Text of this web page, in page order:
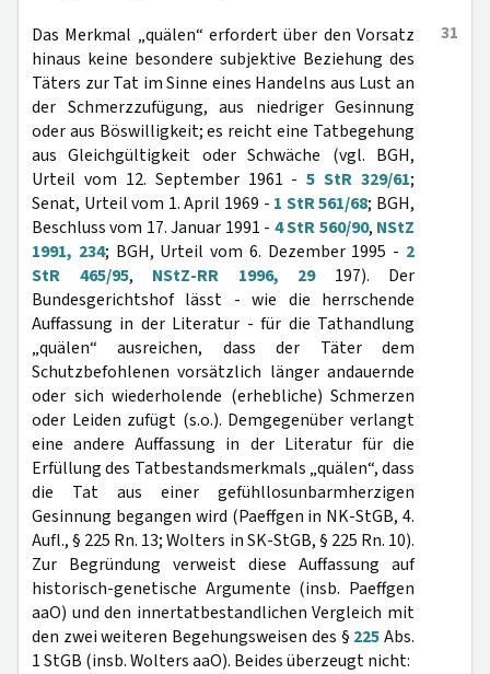
31
Das Merkmal „quälen“ erfordert über den Vorsatz
hinaus keine besondere subjektive Beziehung des
Täters zur Tat im Sinne eines Handelns aus Lust an
der Schmerzzufügung, aus niedriger Gesinnung
oder aus Böswilligkeit; es reicht eine Tatbegehung
aus Gleichgültigkeit oder Schwäche (vgl. BGH,
Urteil vom 12. September 1961 -5 StR 329/61;
Senat, Urteil vom 1. April 1969 - 1 StR 561/68; BGH,
Beschluss vom 17. Januar 1991 - 4 StR 560/90, NStZ
1991, 234; BGH, Urteil vom 6. Dezember 1995 - 2
StR 465/95, NStZ-RR 1996, 29197). Der
Bundesgerichtshof lässt - wie die herrschende
Auffassung in der Literatur - für die Tathandlung
„quälen“ ausreichen, dass der Täter dem
Schutzbefohlenen vorsätzlich länger andauernde
oder sich wiederholende (erhebliche) Schmerzen
oder Leiden zufügt (s.o.). Demgegenüber verlangt
eine andere Auffassung in der Literatur für die
Erfüllung des Tatbestandsmerkmals „quälen“, dass
die Tat aus einer gefühllosunbarmherzigen
Gesinnung begangen wird (Paeffgen in NK-StGB, 4.
Aufl., § 225 Rn. 13; Wolters in SK-StGB, § 225 Rn. 10).
Zur Begründung verweist diese Auffassung auf
historisch-genetische Argumente (insb. Paeffgen
aaO) und den innertatbestandlichen Vergleich mit
den zwei weiteren Begehungsweisen des § 225Abs.
1 StGB (insb. Wolters aaO). Beides überzeugt nicht: